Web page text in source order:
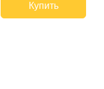
Купить